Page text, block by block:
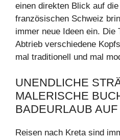
einen direkten Blick auf
französischen Schweiz
immer neue Ideen ein. Die
Abtrieb verschiedene
mal traditionell und mal
UNENDLICHE
MALERISCHE
BADEURLAUB
Reisen nach Kreta sind